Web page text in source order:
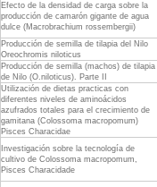
Efecto de la densidad de carga sobre la
producción de camarón gigante de agua
dulce (Macrobrachium rossembergii)
Producción de semilla de tilapia del Nilo
Oreochromis niloticus
Producción de semilla (machos) de tilapia
de Nilo (O.niloticus). Parte II
Utilización de dietas practicas con
diferentes niveles de aminoácidos
azufrados totales para el crecimiento de
gamitana (Colossoma macropomum)
Pisces Characidae
Investigación sobre la tecnología de
cultivo de Colossoma macropomum,
Pisces Characidade